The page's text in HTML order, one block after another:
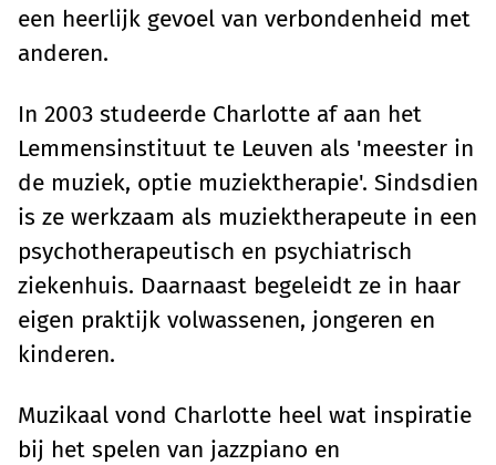
een heerlijk gevoel van verbondenheid met
anderen.
In 2003 studeerde Charlotte af aan het
Lemmensinstituut te Leuven als 'meester in
de muziek, optie muziektherapie'. Sindsdien
is ze werkzaam als muziektherapeute in een
psychotherapeutisch en psychiatrisch
ziekenhuis. Daarnaast begeleidt ze in haar
eigen praktijk volwassenen, jongeren en
kinderen.
Muzikaal vond Charlotte heel wat inspiratie
bij het spelen van jazzpiano en